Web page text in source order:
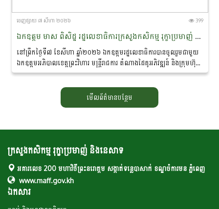
ចេញ​ផ្សាយ​ ៧ សីហា ២០២៦ 399
ឯកឧត្តម មាស ពិសិដ្ឋ រដ្ឋលេខាធិការក្រសួងកសិកម្ម រុក្ខាប្រមាញ់ និងនេសាទ បានចូលរួមជាអធិបតីភាពក្នុងពិធីចុះហត្ថលេខាលក់-ទិញផលិតផលកសិកម្មសរីរាង្គ នៅខេត្តព្រះវិហារ
នៅព្រឹកថ្ងៃទី៧ ខែសីហា ឆ្នាំ២០២៦ ឯកឧត្តមរដ្ឋលេខាធិការបានចូលរួមជាមួយ
ឯកឧត្តមអភិបាលខេត្តព្រះវិហារ មន្ត្រីរាជការ តំណាងដៃគូអភិវឌ្ឍន៍ និងក្រុមហ៊ុន
ឯកជន ព្រមទាំងប្រជាកសិករ...
មើលព័ត៌មានបន្ថែម
ក្រសួងកសិកម្ម រុក្ខាប្រមាញ់ និងនេសាទ
អគារលេខ 200 មហាវិថីព្រះនរោត្តម សង្កាត់ទន្លេបាសាក់ ខណ្ឌចំការមន ភ្នំពេញ
www.maff.gov.kh
ឯកសារ